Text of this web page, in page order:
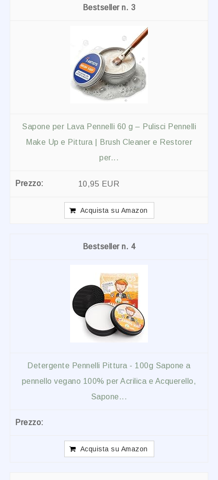
3
Sapone per Lava Pennelli 60 g – Pulisci Pennelli
Make Up e Pittura | Brush Cleaner e Restorer
per...
10,95 EUR
Acquista su Amazon
4
Detergente Pennelli Pittura - 100g Sapone a
pennello vegano 100% per Acrilica e Acquerello,
Sapone...
Acquista su Amazon